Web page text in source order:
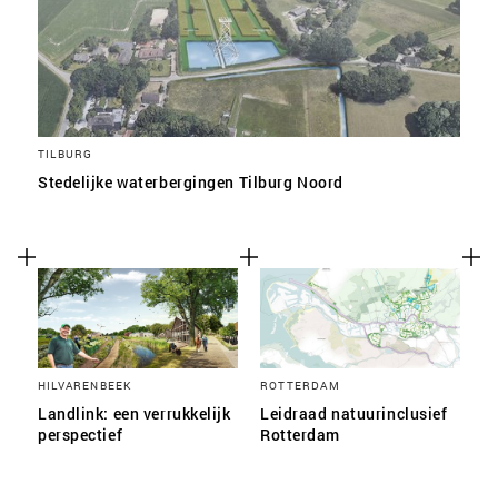
TILBURG
Stedelijke waterbergingen Tilburg Noord
HILVARENBEEK
Landlink: een verrukkelijk
perspectief
ROTTERDAM
Leidraad natuurinclusief
Rotterdam